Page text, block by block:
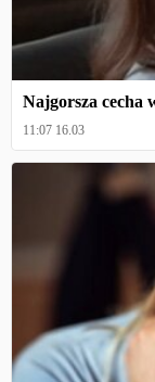
Najgorsza cecha
11:07 16.03